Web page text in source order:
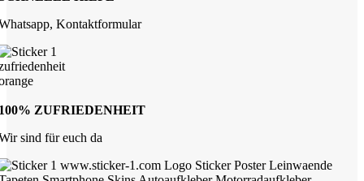
Kontaktformular
ZUFRIEDENHEIT
sind für euch da